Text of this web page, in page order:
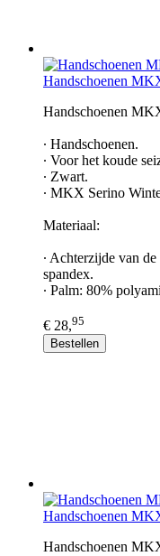
Handschoenen
Handschoenen
∙ Handschoenen.
∙ Voor het koude
∙ Zwart.
∙ MKX Serino
Materiaal:
∙ Achterzijde van
spandex.
∙ Palm: 80%
€ 28,95
Bestellen
Handschoenen
Handschoenen